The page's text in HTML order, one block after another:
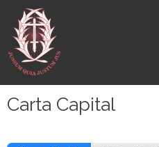
para
conteúdo
Carta Capital